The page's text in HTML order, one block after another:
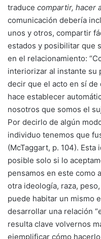
traduce compartir, hacer
comunicación debería
unos y otros, compartir
estados y posibilitar que
en el relacionamiento:
interiorizar al instante su
decir que el acto en sí de
hace establecer
nosotros que somos el
Por decirlo de algún
individuo tenemos que
(McTaggart, p. 104).
posible solo si lo
pensamos en este como
otra ideología, raza,
puede habitar un mismo
desarrollar una relación
resulta clave volvernos
ejemplificar cómo